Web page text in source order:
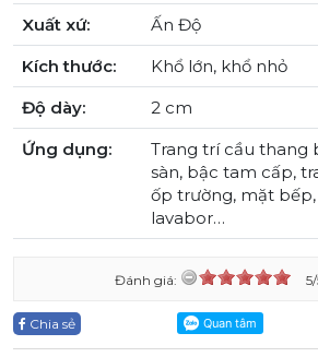
Xuất xứ:
Ấn Độ
Kích thước:
Khổ lớn, khổ nhỏ
Độ dày:
2 cm
Ứng dụng:
Trang trí cầu thang
sàn, bậc tam cấp,
ốp trường, mặt
lavabor…
Đánh giá:
Chia sẻ